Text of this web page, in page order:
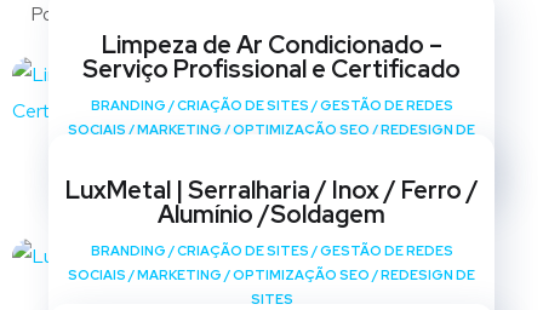
Portfólio
Limpeza de Ar Condicionado –
Serviço Profissional e Certificado
BRANDING /CRIAÇÃO DE SITES /GESTÃO DE REDES
SOCIAIS /MARKETING /OPTIMIZAÇÃO SEO /REDESIGN DE
LuxMetal | Serralharia / Inox / Ferro /
Alumínio /Soldagem
BRANDING /CRIAÇÃO DE SITES /GESTÃO DE REDES
SOCIAIS /MARKETING /OPTIMIZAÇÃO SEO /REDESIGN DE
SITES